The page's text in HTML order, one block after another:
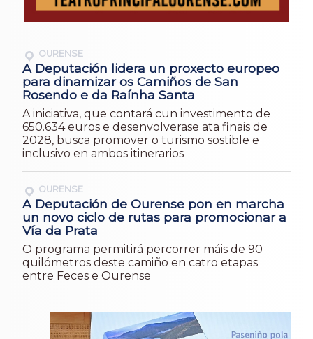
OURENSE
A Deputación lidera un proxecto europeo
para dinamizar os Camiños de San
Rosendo e da Raínha Santa
A iniciativa, que contará cun investimento de
650.634 euros e desenvolverase ata finais de
2028, busca promover o turismo sostible e
inclusivo en ambos itinerarios
OURENSE
A Deputación de Ourense pon en marcha
un novo ciclo de rutas para promocionar a
Vía da Prata
O programa permitirá percorrer máis de 90
quilómetros deste camiño en catro etapas
entre Feces e Ourense